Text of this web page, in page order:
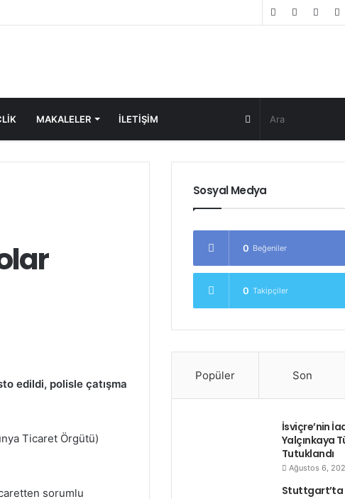
MAKALELER ILETIŞIM Random
Post
edildi, polisle çatışma
Ticaret Örgütü)
sorumlu
Sosyal Medya
0 Beğeniler
0 Takipçiler
Popüler Son
İsviçre’nin
Yalçınkaya
Tutuklandı
Ağustos 6,
Stuttgart’ta